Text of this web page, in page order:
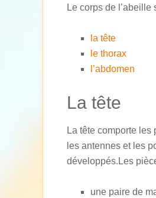
Le corps de
la tête
le thorax
l’abdomen
La tête
La tête comporte
les antennes et les
développés.Les
une paire de